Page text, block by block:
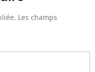
Les champs